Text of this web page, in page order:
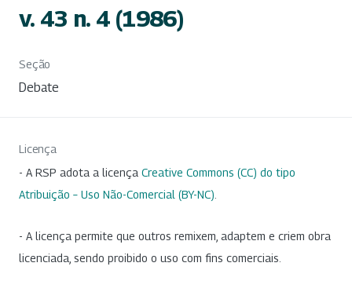
v. 43 n. 4 (1986)
Seção
Debate
Licença
- A RSP adota a licença Creative Commons (CC) do tipo
Atribuição – Uso Não-Comercial (BY-NC)
- A licença permite que outros remixem, adaptem e criem obra
licenciada, sendo proibido o uso com fins comerciais.